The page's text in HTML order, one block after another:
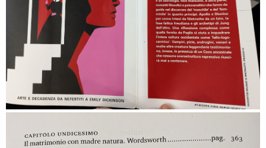
4. il femminismo ha la arroganza di pretendere che di colpo tutto il
mondo si adegui agli standard borghesi e occidentali (che però
disprezzano) senza nemmeno rendersi conto di quanto ciò sia fuori
dalla realtà;
5. il sesso è un fatto biologico, non mentale. Ci si può operare finchè
si vuole, i cromosomi non cambiano. Consentire e incoraggiare il
cambio di sesso nei bambini e negli adolescenti è sbagliato, se non
altro perchè nessuno sa come potranno cambiare nel giro di pochi
anni. Sono processi da riservare a persone adulte.
l'incoraggiamento della transessualità e la decadenza della società